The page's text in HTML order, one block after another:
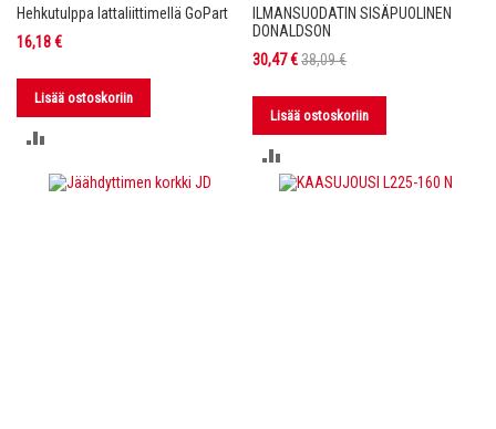
Hehkutulppa lattaliittimellä GoPart
16,18 €
Lisää ostoskoriin
VERTAILUUN
ILMANSUODATIN SISÄPUOLINEN
DONALDSON
Tarjoushinta
30,47 €38,09 €
Lisää ostoskoriin
VERTAILUUN